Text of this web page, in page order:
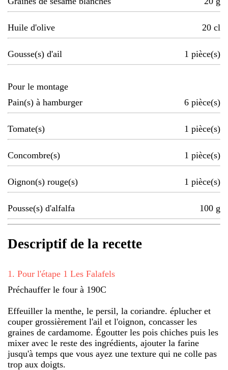
Huile d'olive 20 cl
Gousse(s) d'ail 1 pièce(s)
Pour le montage
Pain(s) à hamburger
6 pièce(s)
Tomate(s) 1 pièce(s)
Concombre(s) 1 pièce(s)
Oignon(s) rouge(s) 1 pièce(s)
Pousse(s) d'alfalfa 100 g
Descriptif de la recette
1 . Pour l'étape 1 Les Falafels
Préchauffer le four à 190C
Effeuiller la menthe, le persil, la coriandre. éplucher et
couper grossièrement l'ail et l'oignon, concasser les
graines de cardamome. Égoutter les pois chiches puis les
mixer avec le reste des ingrédients, ajouter la farine
jusqu'à temps que vous ayez une texture qui ne colle pas
trop aux doigts.